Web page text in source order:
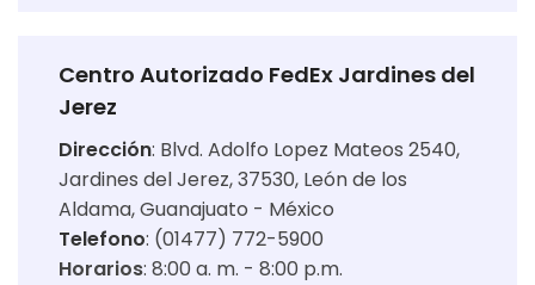
Centro Autorizado FedEx Jardines del
Jerez
Dirección: Blvd. Adolfo Lopez Mateos 2540,
Jardines del Jerez, 37530, León de los
Aldama, Guanajuato - México
Telefono: (01477) 772-5900
Horarios: 8:00 a. m. - 8:00 p.m.